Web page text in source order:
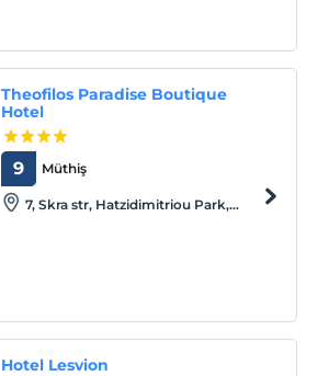
Theofilos Paradise Boutique
Hotel
Müthiş
9
7, Skra str, Hatzidimitriou Park,
Hotel Lesvion